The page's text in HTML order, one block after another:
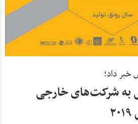
خبر داد؛
به شرکت‌های خارجی